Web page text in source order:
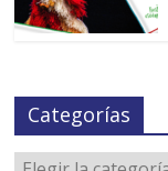
Categorías